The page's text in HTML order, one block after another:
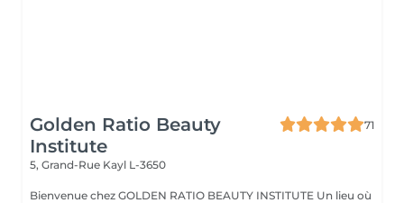
Golden Ratio Beauty
Institute
71
5, Grand-Rue Kayl L-3650
Bienvenue chez GOLDEN RATIO BEAUTY INSTITUTE Un lieu où